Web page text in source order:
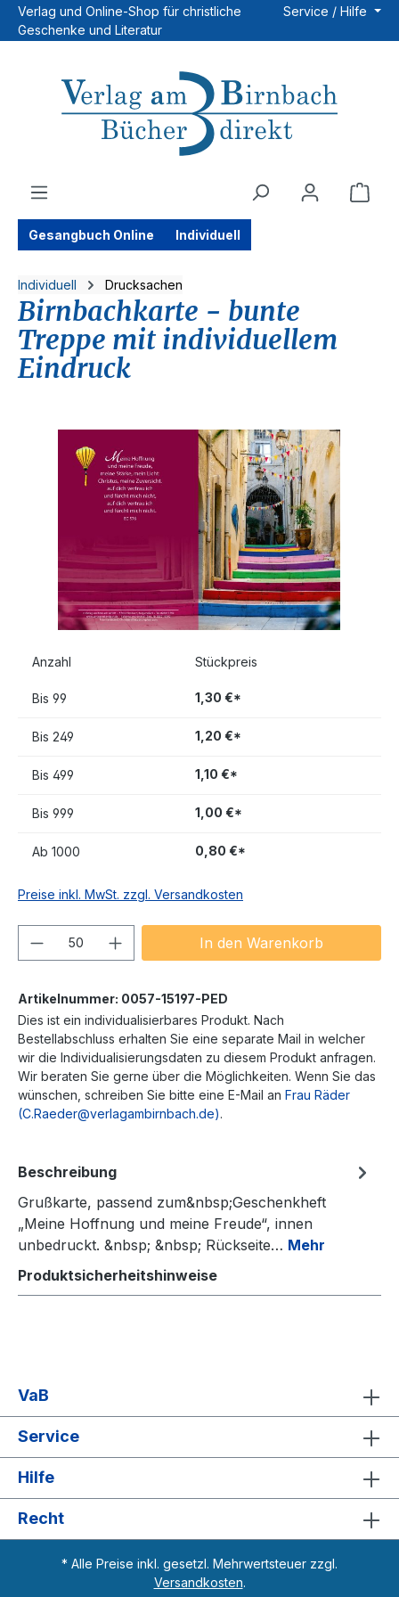
Zum Hauptinhalt springen
Verlag und Online-Shop für christliche
Geschenke und Literatur
Service / Hilfe
Gesangbuch Online Individuell
Individuell Drucksachen
Birnbachkarte - bunte
Treppe mit individuellem
Eindruck
Anzahl Stückpreis
Bis 99 1,30 €*
Bis 249 1,20 €*
Bis 499 1,10 €*
Bis 999 1,00 €*
Ab 1000 0,80 €*
Preise inkl. MwSt. zzgl. Versandkosten
Produkt Anzahl: Gib denIn den Warenkorb
Artikelnummer: 0057-15197-PED
Dies ist ein individualisierbares Produkt. Nach
Bestellabschluss erhalten Sie eine separate Mail in welcher
wir die Individualisierungsdaten zu diesem Produkt anfragen.
Wir beraten Sie gerne über die Möglichkeiten. Wenn Sie das
wünschen, schreiben Sie bitte eine E-Mail an Frau Räder
(C.Raeder@verlagambirnbach.de).
Beschreibung
Grußkarte, passend zum&nbsp;Geschenkheft
„Meine Hoffnung und meine Freude“, innen
unbedruckt. &nbsp; &nbsp; Rückseite… Mehr
Produktsicherheitshinweise
VaB
Service
Hilfe
Recht
* Alle Preise inkl. gesetzl. Mehrwertsteuer zzgl.
Versandkosten.